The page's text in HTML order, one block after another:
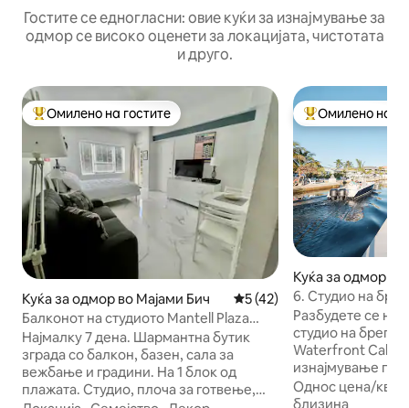
Гостите се едногласни: овие куќи за изнајмување за
одмор се високо оценети за локацијата, чистотата
и друго.
Меѓу најуспешните „Омилени на гостите“
Омилено на гостите
Куќа за одмор во Мајами Бич Просечна оцена: 5 од 5,
5 (42)
Балконот на студиото Mantell Plaza
South Beach 01.
Најмалку 7 дена. Шармантна бутик
зграда со балкон, базен, сала за
вежбање и градини. На 1 блок од
плажата. Студио, плоча за готвење,
Меѓу
Омилено на
Куќа за одмор
6. Студио на
Пристаниште,
цевка
Разбудете се на
студио на
Waterfront
изнајмување
пристап до
вашата приватна
Однос цена/
близина